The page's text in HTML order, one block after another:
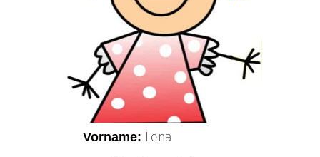
Vorname: Lena